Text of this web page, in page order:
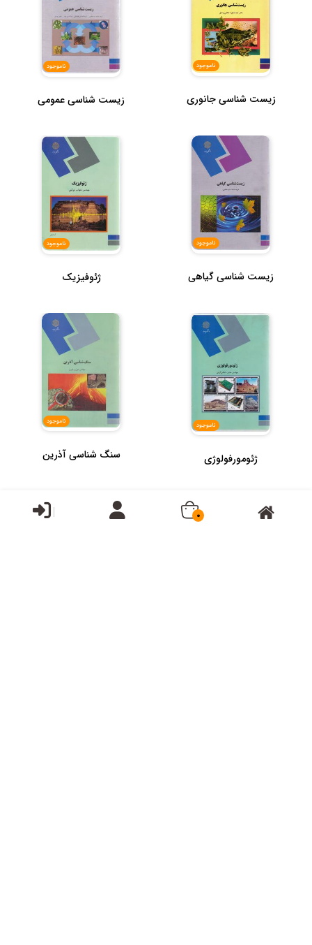
ناموجود
زیست شناسی جانوری
ناموجود
زیست شناسی عمومی
ناموجود
زیست شناسی گیاهی
ناموجود
ژئوفیزیک
ناموجود
ژئومورفولوژی
ناموجود
سنگ شناسی آذرین
0